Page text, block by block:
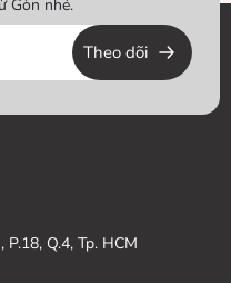
Gòn nhé.
Theo dõi
Q.4, Tp. HCM